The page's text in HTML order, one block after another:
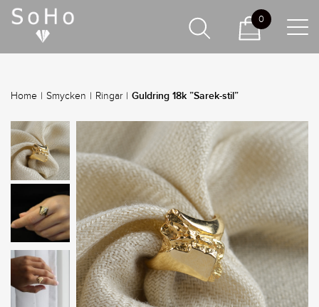
Home | Smycken | Ringar | Guldring 18k ”Sarek-stil”
0